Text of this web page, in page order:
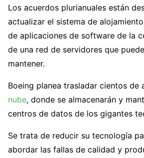
Los acuerdos plurianuales están
actualizar el sistema de
de aplicaciones de software de la
de una red de servidores que
mantener.
Boeing planea trasladar cientos de
nube, donde se almacenarán y
centros de datos de los gigantes
Se trata de reducir su tecnología
abordar las fallas de calidad y